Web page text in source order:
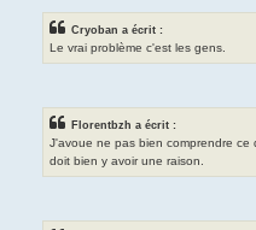
Cryoban a écrit :
Le vrai problème c'est les gens.
Florentbzh a écrit :
J'avoue ne pas bien comprendre ce
doit bien y avoir une raison.